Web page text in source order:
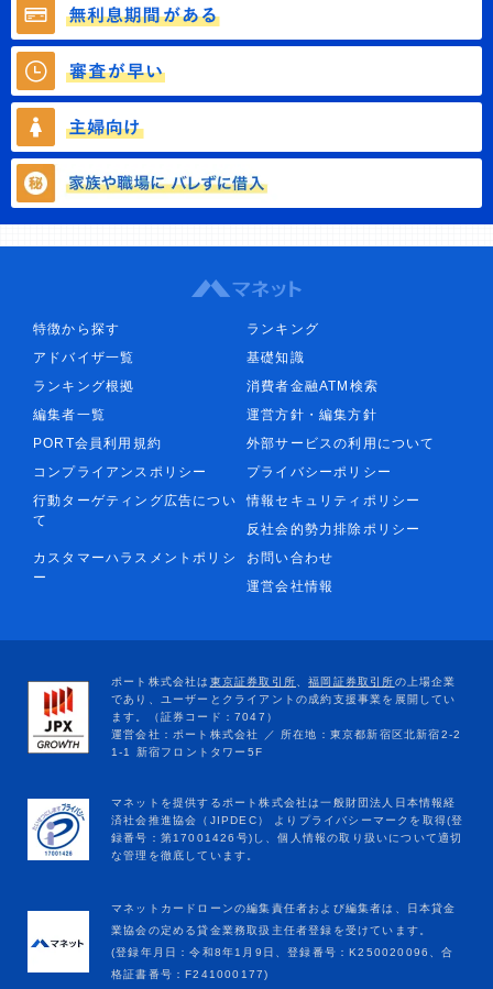
特徴から探す
ランキング
アドバイザ一覧
基礎知識
ランキング根拠
消費者金融ATM検索
編集者一覧
運営方針・編集方針
PORT会員利用規約
外部サービスの利用について
コンプライアンスポリシー
プライバシーポリシー
行動ターゲティング広告につい
て
情報セキュリティポリシー
反社会的勢力排除ポリシー
カスタマーハラスメントポリシ
ー
お問い合わせ
運営会社情報
マネットカードローンの編集責任者および編集者は、日本貸金
業協会の定める貸金業務取扱主任者登録を受けています。
(登録年月日：令和8年1月9日、登録番号：K250020096、合
格証書番号：F241000177)